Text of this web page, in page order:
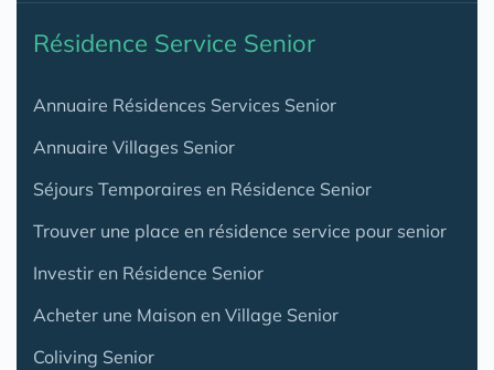
Résidence Service Senior
Annuaire Résidences Services Senior
Annuaire Villages Senior
Séjours Temporaires en Résidence Senior
Trouver une place en résidence service pour senior
Investir en Résidence Senior
Acheter une Maison en Village Senior
Coliving Senior